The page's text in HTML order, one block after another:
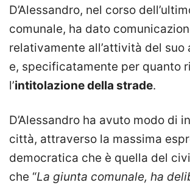
D’Alessandro, nel corso
comunale, ha dato
relativamente all’attività del suo
e, specificatamente per quanto
l’intitolazione della strade.
D’Alessandro ha avuto modo di
città, attraverso la massima
democratica che è quella del
che “La giunta comunale, ha